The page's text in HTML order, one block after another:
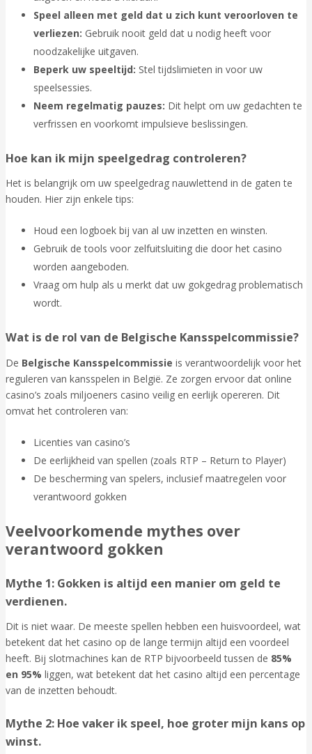
Speel alleen met geld dat u zich kunt veroorloven te
verliezen: Gebruik nooit geld dat u nodig heeft voor
noodzakelijke uitgaven.
Beperk uw speeltijd: Stel tijdslimieten in voor uw
speelsessies.
Neem regelmatig pauzes: Dit helpt om uw gedachten te
verfrissen en voorkomt impulsieve beslissingen.
Hoe kan ik mijn speelgedrag controleren?
Het is belangrijk om uw speelgedrag nauwlettend in de gaten te
houden. Hier zijn enkele tips:
Houd een logboek bij van al uw inzetten en winsten.
Gebruik de tools voor zelfuitsluiting die door het casino
worden aangeboden.
Vraag om hulp als u merkt dat uw gokgedrag problematisch
wordt.
Wat is de rol van de Belgische Kansspelcommissie?
De Belgische Kansspelcommissie is verantwoordelijk voor het
reguleren van kansspelen in België. Ze zorgen ervoor dat online
casino’s zoals miljoeners casino veilig en eerlijk opereren. Dit
omvat het controleren van:
Licenties van casino’s
De eerlijkheid van spellen (zoals RTP – Return to Player)
De bescherming van spelers, inclusief maatregelen voor
verantwoord gokken
Veelvoorkomende mythes over
verantwoord gokken
Mythe 1: Gokken is altijd een manier om geld te
verdienen.
Dit is niet waar. De meeste spellen hebben een huisvoordeel, wat
betekent dat het casino op de lange termijn altijd een voordeel
heeft. Bij slotmachines kan de RTP bijvoorbeeld tussen de 85%
en 95% liggen, wat betekent dat het casino altijd een percentage
van de inzetten behoudt.
Mythe 2: Hoe vaker ik speel, hoe groter mijn kans op
winst.